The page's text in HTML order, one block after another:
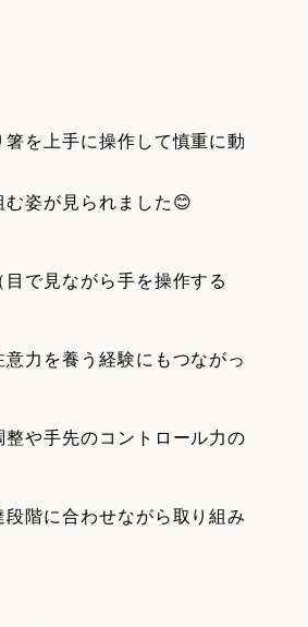
を上手に操作して慎重に動
む姿が見られました😊
で見ながら手を操作する
力を養う経験にもつながっ
や手先のコントロール力の
階に合わせながら取り組み